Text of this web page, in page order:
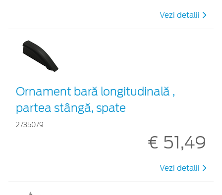
Vezi detalii
Ornament bară longitudinală ,
partea stângă, spate
2735079
€ 51,49
Vezi detalii